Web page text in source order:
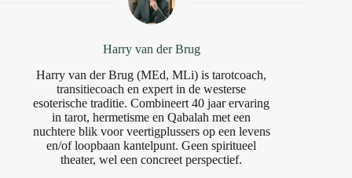
Harry van der Brug
Harry van der Brug (MEd, MLi) is tarotcoach,
transitiecoach en expert in de westerse
esoterische traditie. Combineert 40 jaar ervaring
in tarot, hermetisme en Qabalah met een
nuchtere blik voor veertigplussers op een levens
en/of loopbaan kantelpunt. Geen spiritueel
theater, wel een concreet perspectief.